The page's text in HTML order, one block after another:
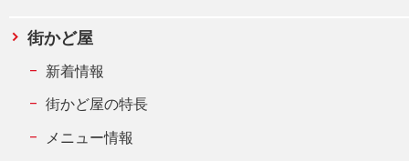
街かど屋
新着情報
街かど屋の特長
メニュー情報